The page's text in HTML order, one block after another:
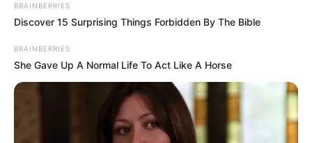
BRAINBERRIES
Discover 15 Surprising Things Forbidden By The Bible
BRAINBERRIES
She Gave Up A Normal Life To Act Like A Horse